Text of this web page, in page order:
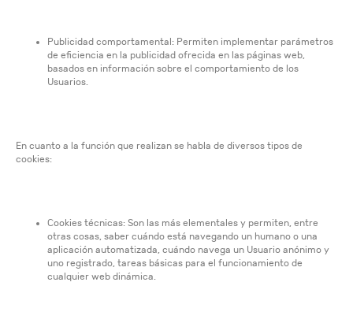
Publicidad comportamental: Permiten implementar parámetros
de eficiencia en la publicidad ofrecida en las páginas web,
basados en información sobre el comportamiento de los
Usuarios.
En cuanto a la función que realizan se habla de diversos tipos de
cookies:
Cookies técnicas: Son las más elementales y permiten, entre
otras cosas, saber cuándo está navegando un humano o una
aplicación automatizada, cuándo navega un Usuario anónimo y
uno registrado, tareas básicas para el funcionamiento de
cualquier web dinámica.